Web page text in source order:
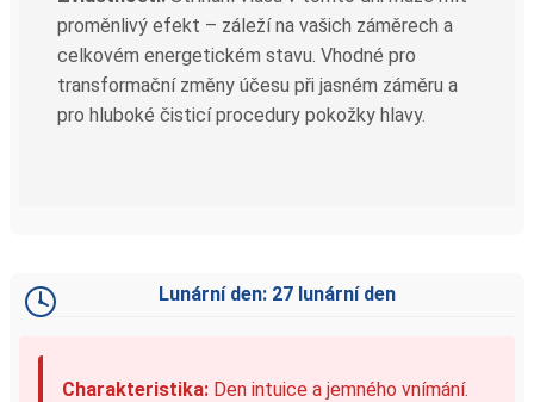
proměnlivý efekt – záleží na vašich záměrech a
celkovém energetickém stavu. Vhodné pro
transformační změny účesu při jasném záměru a
pro hluboké čisticí procedury pokožky hlavy.
Lunární den: 27 lunární den
Charakteristika: Den intuice a jemného vnímání.